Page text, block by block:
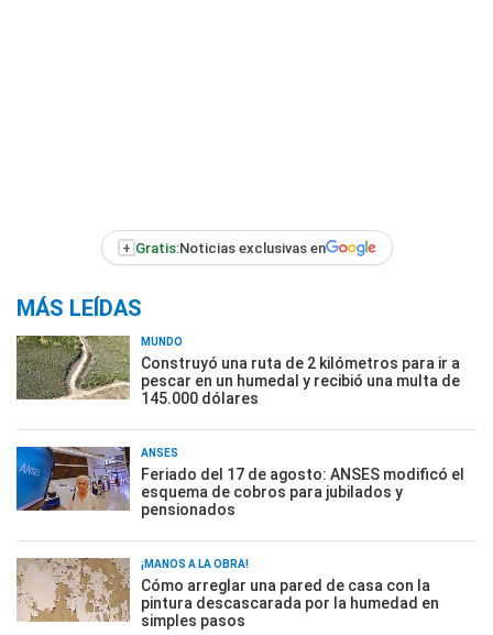
+ Gratis:Noticias exclusivas en
MÁS LEÍDAS
MUNDO
Construyó una ruta de 2 kilómetros para ir a
pescar en un humedal y recibió una multa de
145.000 dólares
ANSES
Feriado del 17 de agosto: ANSES modificó el
esquema de cobros para jubilados y
pensionados
¡MANOS A LA OBRA!
Cómo arreglar una pared de casa con la
pintura descascarada por la humedad en
simples pasos